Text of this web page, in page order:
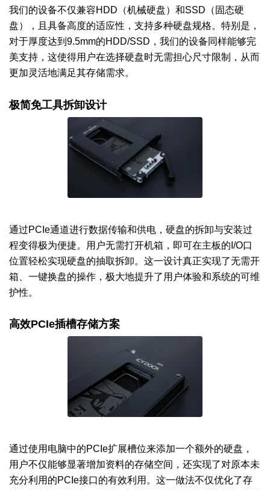
我们的设备不仅兼容HDD（机械硬盘）和SSD（固态硬
盘），且具备高度的适应性，支持多种硬盘规格。特别是，
对于厚度达到9.5mm的HDD/SSD，我们的设备同样能够完
美支持，这使得用户在选择硬盘时无需担心尺寸限制，从而
更加灵活地满足其存储需求。
极简免工具拆卸设计
通过PCIe通道进行数据传输和供电，硬盘的拆卸与安装过
程变得极为便捷。用户无需打开机箱，即可在主板的I/O口
位置轻松实现硬盘的抽取拆卸。这一设计真正实现了无需开
箱、一键换盘的操作，极大地提升了用户体验和系统的可维
护性。
高效PCIe插槽存储方案
通过使用电脑中的PCIe扩展槽位来添加一个额外的硬盘，
用户不仅能够显著增加资料的存储空间，还实现了对原本未
充分利用的PCIe接口的有效利用。这一做法不仅优化了存